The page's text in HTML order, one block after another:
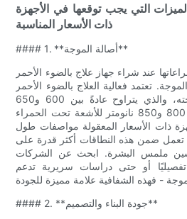
التي يجب توقعها في الأجهزة
ذات الأسعار المناسبة
#### 1. **أصالة الموجة**
عند شراء جهاز علاج بالضوء الأحمر
تعتمد فعالية العلاج بالضوء الأحمر
بشكل كبير على طول موجته، والذي يتراوح عادةً بين 600 و650
نانومتر للضوء الأحمر، وبين 800 و850 نانومتر للأشعة تحت الحمراء
ذات الأسعار المعقولة مواصفات طول
تعمل ضمن هذه النطاقات أكثر قدرة على
ملمس البشرة. ابحث عن الشركات
أو حتى دراسات سريرية تدعم
#### 2. **جودة البناء والتصميم**